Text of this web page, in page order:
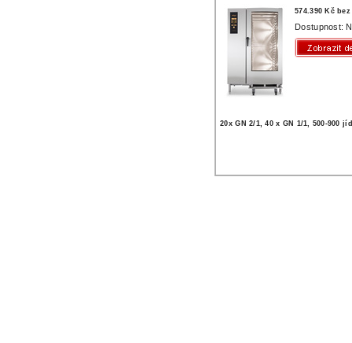
574.390 Kč bez
Dostupnost:
20x GN 2/1, 40 x GN 1/1, 500-900